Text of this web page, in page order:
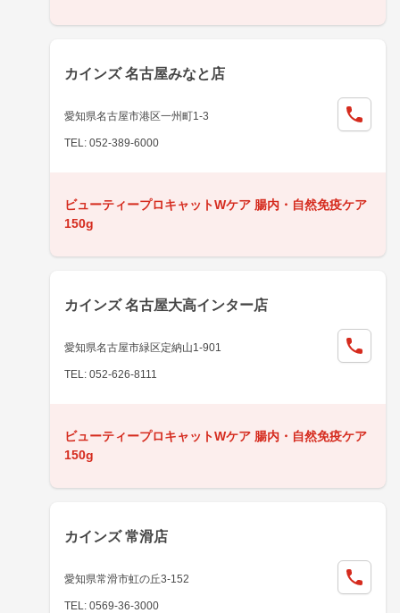
カインズ 名古屋みなと店
愛知県名古屋市港区一州町1-3
TEL: 052-389-6000
ビューティープロキャットWケア 腸内・自然免疫ケア
150g
カインズ 名古屋大高インター店
愛知県名古屋市緑区定納山1-901
TEL: 052-626-8111
ビューティープロキャットWケア 腸内・自然免疫ケア
150g
カインズ 常滑店
愛知県常滑市虹の丘3-152
TEL: 0569-36-3000